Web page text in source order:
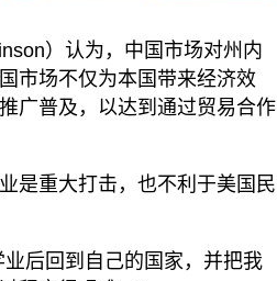
）认为，中国市场对州内
市场不仅为本国带来经济效
广普及，以达到通过贸易合作
是重大打击，也不利于美国民
后回到自己的国家，并把我